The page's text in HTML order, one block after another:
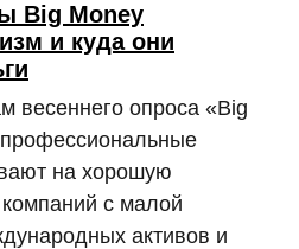
Big Money
и куда они
весеннего опроса «Big
на хорошую
с малой
активов и